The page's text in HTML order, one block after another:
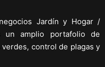
Jardín y Hogar /
un amplio portafolio de
control de plagas y